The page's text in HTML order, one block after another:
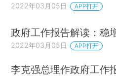
2022年03月05日 APP打开
政府工作报告解读：稳
2022年03月05日 APP打开
李克强总理作政府工作